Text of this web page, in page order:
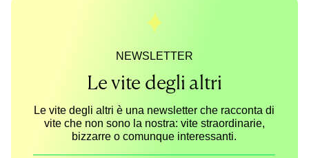
NEWSLETTER
Le vite degli altri
Le vite degli altri è una newsletter che racconta di
vite che non sono la nostra: vite straordinarie,
bizzarre o comunque interessanti.